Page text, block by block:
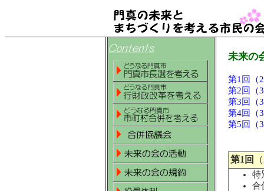
未来の
第1回（
第2回（
第3回（
第4回（
第5回（
第1回
特
合